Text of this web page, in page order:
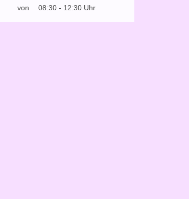
von 08:30 - 12:30 Uhr